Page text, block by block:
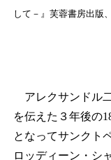
して－』芙蓉書房出版
アレクサンドル
を伝えた３年後の
となってサンクト
ロッディーン・シ